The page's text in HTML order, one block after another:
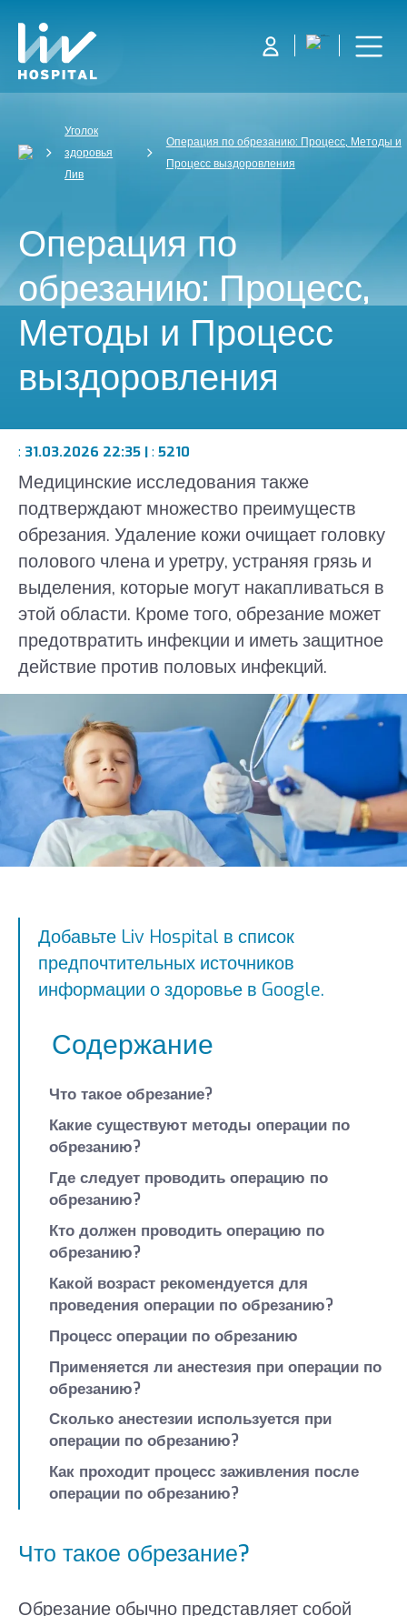
Уголок
здоровья
Лив
Операция по обрезанию: Процесс, Методы и
Процесс выздоровления
Операция по
обрезанию: Процесс,
Методы и Процесс
выздоровления
: 31.03.2026 22:35 | : 5210
Медицинские исследования также
подтверждают множество преимуществ
обрезания. Удаление кожи очищает головку
полового члена и уретру, устраняя грязь и
выделения, которые могут накапливаться в
этой области. Кроме того, обрезание может
предотвратить инфекции и иметь защитное
действие против половых инфекций.
Добавьте Liv Hospital в список
предпочтительных источников
информации о здоровье в Google.
Содержание
Что такое обрезание?
Какие существуют методы операции по
обрезанию?
Где следует проводить операцию по
обрезанию?
Кто должен проводить операцию по
обрезанию?
Какой возраст рекомендуется для
проведения операции по обрезанию?
Процесс операции по обрезанию
Применяется ли анестезия при операции по
обрезанию?
Сколько анестезии используется при
операции по обрезанию?
Как проходит процесс заживления после
операции по обрезанию?
Что такое обрезание?
Обрезание обычно представляет собой